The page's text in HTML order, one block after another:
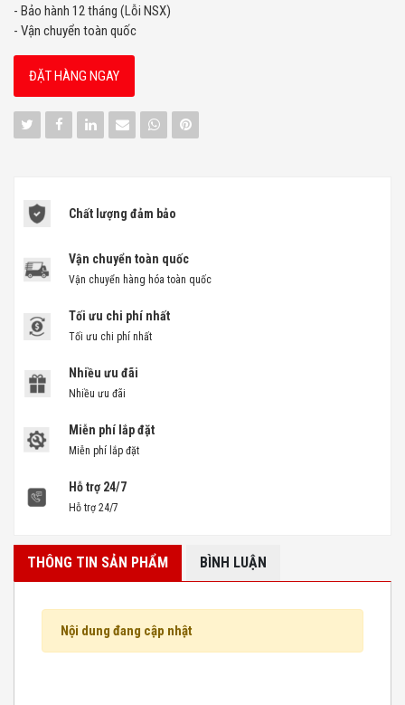
- Bảo hành 12 tháng (Lỗi NSX)
- Vận chuyển toàn quốc
ĐẶT HÀNG NGAY
Chất lượng đảm bảo
Vận chuyển toàn quốc
Vận chuyển hàng hóa toàn quốc
Tối ưu chi phí nhất
Tối ưu chi phí nhất
Nhiều ưu đãi
Nhiều ưu đãi
Miễn phí lắp đặt
Miễn phí lắp đặt
Hỗ trợ 24/7
Hỗ trợ 24/7
THÔNG TIN SẢN PHẨM BÌNH LUẬN
Nội dung đang cập nhật